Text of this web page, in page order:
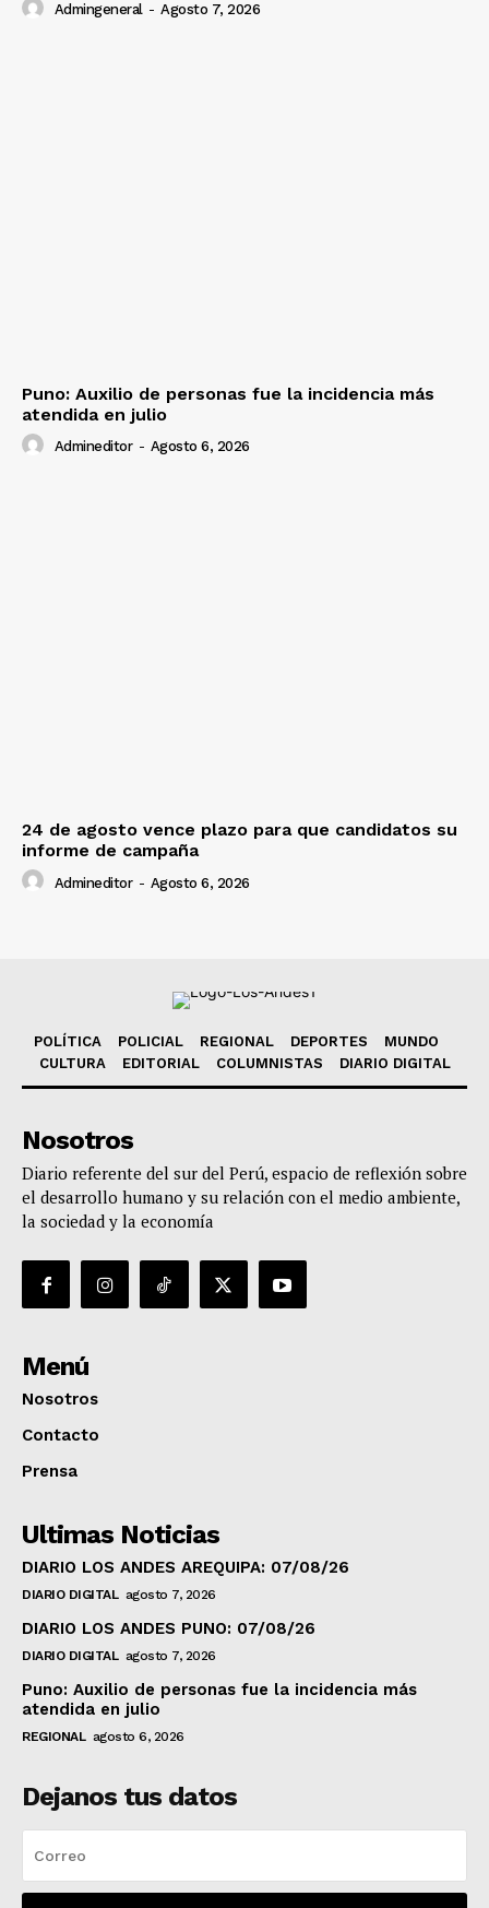
Admingeneral - Agosto 7, 2026
Puno: Auxilio de personas fue la incidencia más
atendida en julio
Admineditor - Agosto 6, 2026
24 de agosto vence plazo para que candidatos su
informe de campaña
Admineditor - Agosto 6, 2026
POLÍTICA POLICIAL REGIONAL DEPORTES
MUNDO
CULTURA
EDITORIAL COLUMNISTAS DIARIO DIGITAL
Nosotros
Diario referente del sur del Perú, espacio de reflexión sobre
el desarrollo humano y su relación con el medio ambiente,
la sociedad y la economía
Menú
Nosotros
Contacto
Prensa
Ultimas Noticias
DIARIO LOS ANDES AREQUIPA: 07/08/26
DIARIO DIGITAL agosto 7, 2026
DIARIO LOS ANDES PUNO: 07/08/26
DIARIO DIGITAL agosto 7, 2026
Puno: Auxilio de personas fue la incidencia más
atendida en julio
REGIONAL agosto 6, 2026
Dejanos tus datos